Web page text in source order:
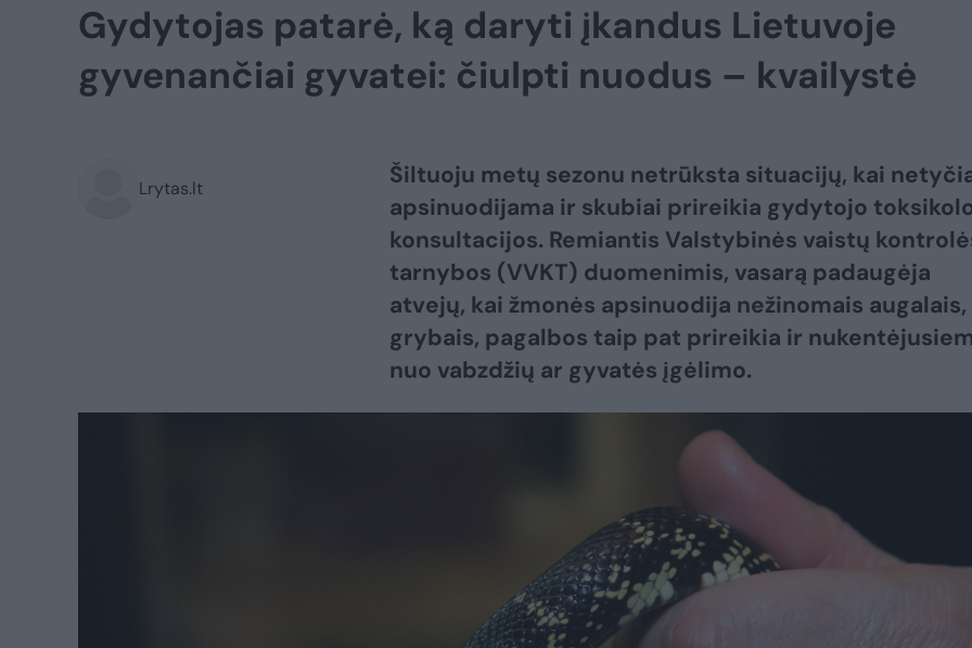
Gydytojas patarė, ką daryti įkandus Lietuvoje
gyvenančiai gyvatei: čiulpti nuodus – kvailystė
Lrytas.lt
Šiltuoju metų sezonu netrūksta situacijų, kai
apsinuodijama ir skubiai prireikia gydytojo
konsultacijos. Remiantis Valstybinės vaistų
tarnybos (VVKT) duomenimis, vasarą padaugėja
atvejų, kai žmonės apsinuodija nežinomais augalais,
grybais, pagalbos taip pat prireikia ir
nuo vabzdžių ar gyvatės įgėlimo.